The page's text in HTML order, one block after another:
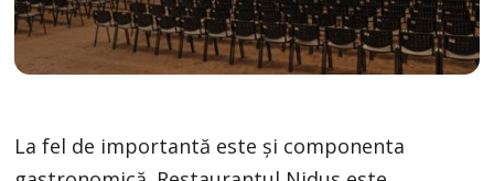
La fel de importantă este și componenta